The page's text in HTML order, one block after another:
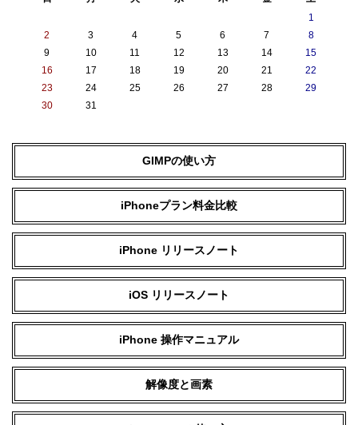
1
2
3 4 5 6 7
8
9
10 11 12 13 14
15
16
17 18 19 20 21
22
23
24 25 26 27 28
29
30
31
GIMPの使い方
iPhoneプラン料金比較
iPhone リリースノート
iOS リリースノート
iPhone 操作マニュアル
解像度と画素